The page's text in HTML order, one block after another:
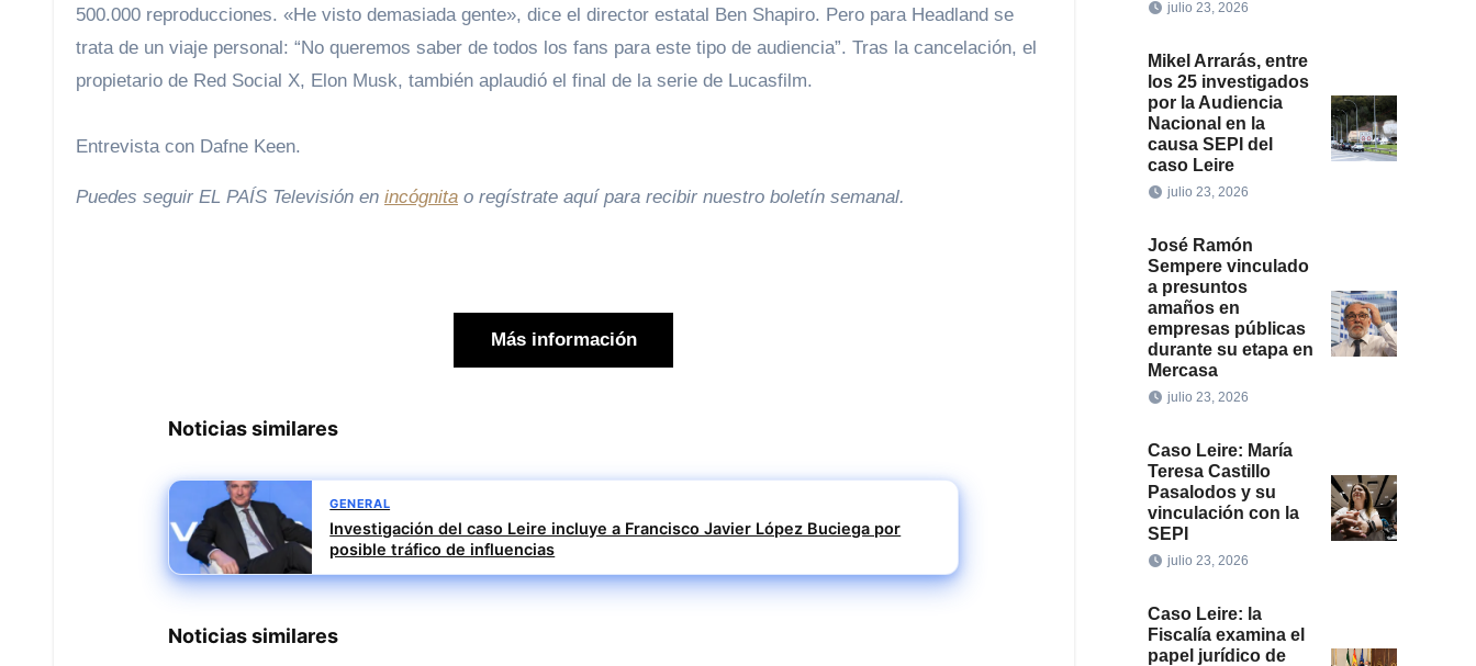
500.000 reproducciones. «He visto demasiada gente», dice el director estatal Ben Shapiro. Pero para Headland se
trata de un viaje personal: “No queremos saber de todos los fans para este tipo de audiencia”. Tras la cancelación, el
propietario de Red Social X, Elon Musk, también aplaudió el final de la serie de Lucasfilm.
Entrevista con Dafne Keen.
Puedes seguir EL PAÍS Televisión en incógnita o regístrate aquí para recibir nuestro boletín semanal.
Más información
Noticias similares
GENERAL
Investigación del caso Leire incluye a Francisco Javier López Buciega por
posible tráfico de influencias
Noticias similares
julio 23, 2026
Mikel Arrarás, entre
los 25 investigados
por la Audiencia
Nacional en la
causa SEPI del
caso Leire
julio 23, 2026
José Ramón
Sempere vinculado
a presuntos
amaños en
empresas públicas
durante su etapa en
Mercasa
julio 23, 2026
Caso Leire: María
Teresa Castillo
Pasalodos y su
vinculación con la
SEPI
julio 23, 2026
Caso Leire: la
Fiscalía examina el
papel jurídico de